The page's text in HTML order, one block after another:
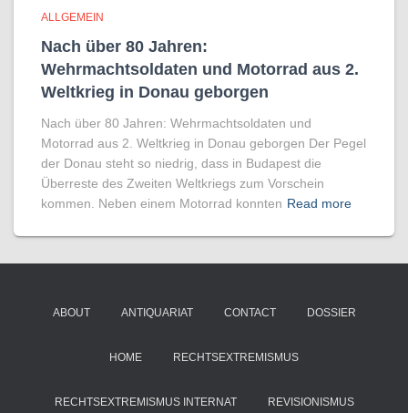
ALLGEMEIN
Nach über 80 Jahren:
Wehrmachtsoldaten und Motorrad aus 2.
Weltkrieg in Donau geborgen
Nach über 80 Jahren: Wehrmachtsoldaten und
Motorrad aus 2. Weltkrieg in Donau geborgen Der Pegel
der Donau steht so niedrig, dass in Budapest die
Überreste des Zweiten Weltkriegs zum Vorschein
kommen. Neben einem Motorrad konnten Read more
ABOUT ANTIQUARIAT CONTACT DOSSIER
HOME RECHTSEXTREMISMUS
RECHTSEXTREMISMUS INTERNAT REVISIONISMUS